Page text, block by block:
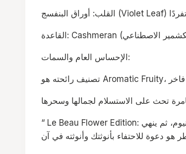
الإحساس العام والسمات:
“ Le Beau Flower Edition: عطر يغوي الحواس ويأسر الروح… يبدأ بانفجار من البرقوقة والليمون المنعشين، يتسلل قلبه الزهري برقة أوراق البنفسج والجيرانيوم، ثم ينهي